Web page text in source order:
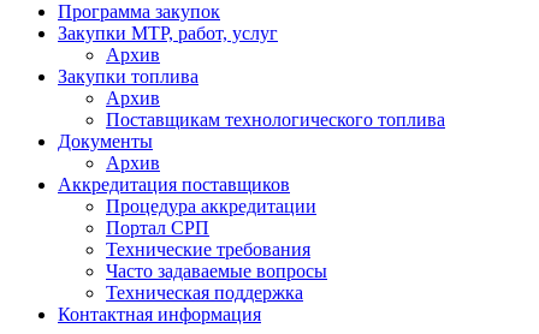
Программа закупок
Закупки МТР, работ, услуг
Архив
Закупки топлива
Архив
Поставщикам технологического топлива
Документы
Архив
Аккредитация поставщиков
Процедура аккредитации
Портал СРП
Технические требования
Часто задаваемые вопросы
Техническая поддержка
Контактная информация